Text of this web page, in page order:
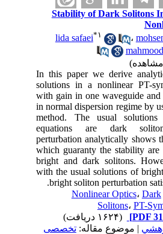
Stability of Dark Solitons
lida safaei*۱ ،
In this paper we derive
solutions in a nonlinear PT-
with gain in one waveguide
in normal dispersion regime by
method. The usual
equations are dark
perturbation analytically shows
which guaranty the stability
bright and dark solitons.
with the usual solutions of
bright soliton perturbation
Nonlinear Optics،
Solitons،PT-
| موضوع مقاله:تخصصی